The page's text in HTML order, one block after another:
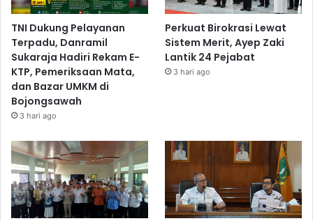
TNI Dukung Pelayanan
Terpadu, Danramil
Sukaraja Hadiri Rekam E-
KTP, Pemeriksaan Mata,
dan Bazar UMKM di
Bojongsawah
3 hari ago
Perkuat Birokrasi Lewat
Sistem Merit, Ayep Zaki
Lantik 24 Pejabat
3 hari ago